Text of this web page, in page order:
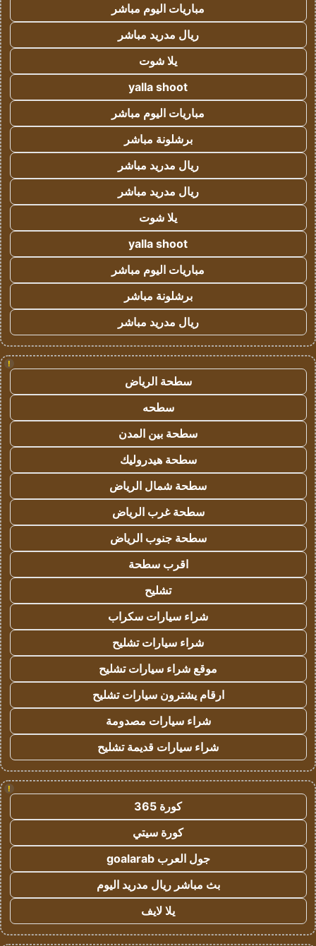
مباريات اليوم مباشر
ريال مدريد مباشر
يلا شوت
yalla shoot
مباريات اليوم مباشر
برشلونة مباشر
ريال مدريد مباشر
ريال مدريد مباشر
يلا شوت
yalla shoot
مباريات اليوم مباشر
برشلونة مباشر
ريال مدريد مباشر
!
سطحة الرياض
سطحه
سطحة بين المدن
سطحة هيدروليك
سطحة شمال الرياض
سطحة غرب الرياض
سطحة جنوب الرياض
اقرب سطحة
تشليح
شراء سيارات سكراب
شراء سيارات تشليح
موقع شراء سيارات تشليح
ارقام يشترون سيارات تشليح
شراء سيارات مصدومة
شراء سيارات قديمة تشليح
!
كورة 365
كورة سيتي
جول العرب goalarab
بث مباشر ريال مدريد اليوم
يلا لايف